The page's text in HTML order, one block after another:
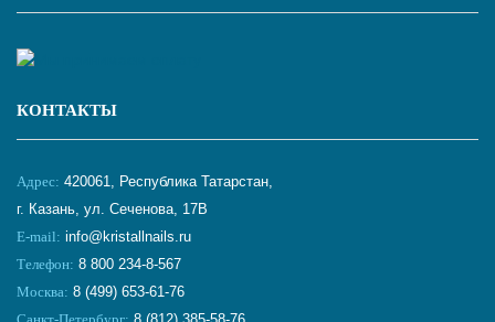
КОНТАКТЫ
Адрес: 420061, Республика Татарстан,
г. Казань, ул. Сеченова, 17В
E-mail: info@kristallnails.ru
Телефон: 8 800 234-8-567
Москва: 8 (499) 653-61-76